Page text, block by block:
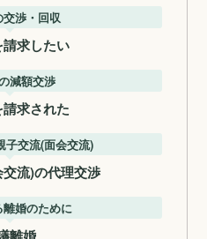
交渉・回収
求したい
減額交渉
求された
子交流(面会交流)
流)の代理交渉
婚のために